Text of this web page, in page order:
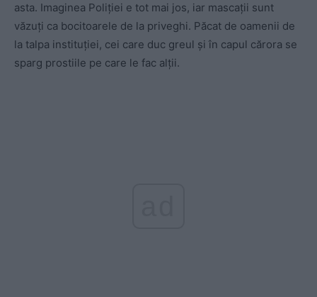
asta. Imaginea Poliției e tot mai jos, iar mascații sunt
văzuți ca bocitoarele de la priveghi. Păcat de oamenii de
la talpa instituției, cei care duc greul și în capul cărora se
sparg prostiile pe care le fac alții.